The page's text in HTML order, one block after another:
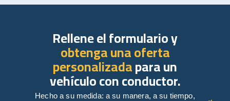
Rellene el formulario y
obtenga una oferta
personalizadapara un
vehículo con conductor.
Hecho a su medida: a su manera, a su tiempo,